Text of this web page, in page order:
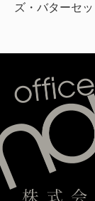
ズ・バターセッ